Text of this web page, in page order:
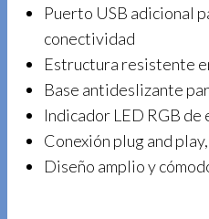
Puerto USB adicional
conectividad
Estructura resistente
Base antideslizante
Indicador LED RGB de
Conexión plug and
Diseño amplio y